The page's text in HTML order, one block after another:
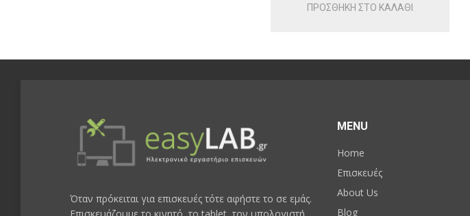
ΠΡΟΣΘΗΚΗ ΣΤΟ ΚΑΛΑΘΙ
Όταν πρόκειται για επισκευές τότε αφήστε το σε εμάς.
MENU
Home
Επισκευές
About Us
Blog